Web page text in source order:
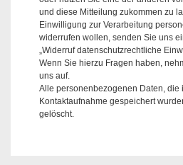
und diese Mitteilung zukommen zu
Einwilligung zur Verarbeitung
widerrufen wollen, senden Sie uns
„Widerruf datenschutzrechtliche
Wenn Sie hierzu Fragen haben,
uns auf.
Alle personenbezogenen Daten, die
Kontaktaufnahme gespeichert
gelöscht.